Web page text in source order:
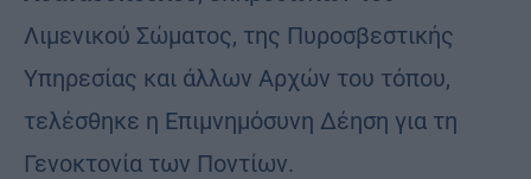
Λιμενικού Σώματος, της Πυροσβεστικής
Υπηρεσίας και άλλων Αρχών του τόπου,
τελέσθηκε η Επιμνημόσυνη Δέηση για τη
Γενοκτονία των Ποντίων.